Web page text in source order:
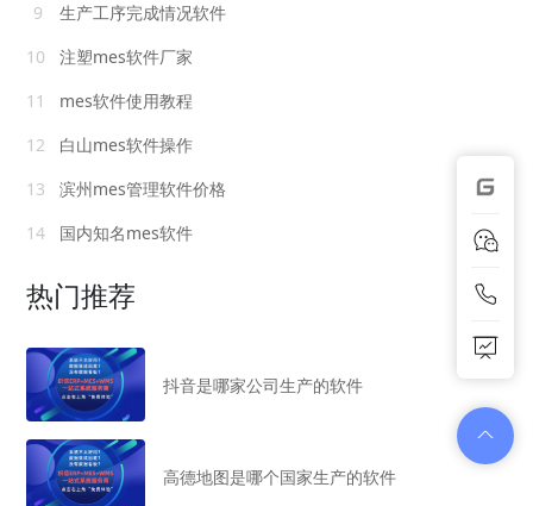
9
生产工序完成情况软件
10
注塑mes软件厂家
11
mes软件使用教程
12
白山mes软件操作
13
滨州mes管理软件价格
14
国内知名mes软件
热门推荐
抖音是哪家公司生产的软件
高德地图是哪个国家生产的软件